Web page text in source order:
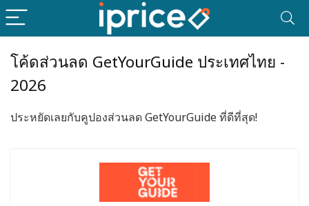
โค้ดส่วนลด GetYourGuide ประเทศไทย -
2026
ประหยัดเลยกับคูปองส่วนลด GetYourGuide ที่ดีที่สุด!